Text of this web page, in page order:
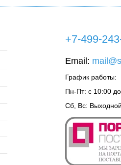
+7-499-
Email:
График работы:
Пн-Пт: с 10:00
Сб, Вс: Выходной